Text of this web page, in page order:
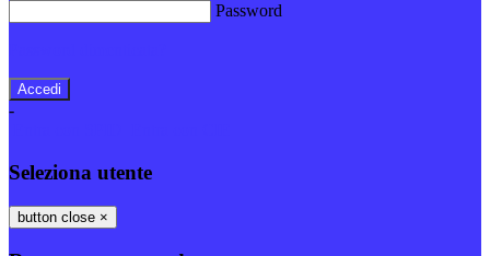
Password
-
Seleziona utente
button close ×